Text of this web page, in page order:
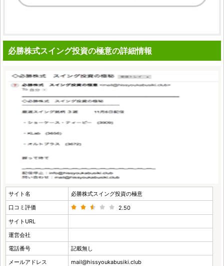
必勝株式スイング投資の極意の詳細情報
サイト名
必勝株式スイング投資の極意
口コミ評価
2.50
サイトURL
運営会社
電話番号
記載無し
メールアドレス
mail@hissyoukabusiki.club